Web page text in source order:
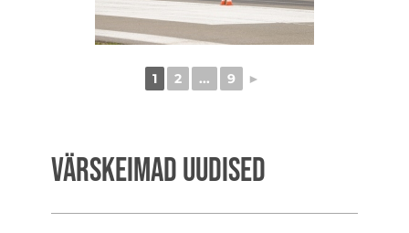
1 2 ... 9 ►
VÄRSKEIMAD UUDISED